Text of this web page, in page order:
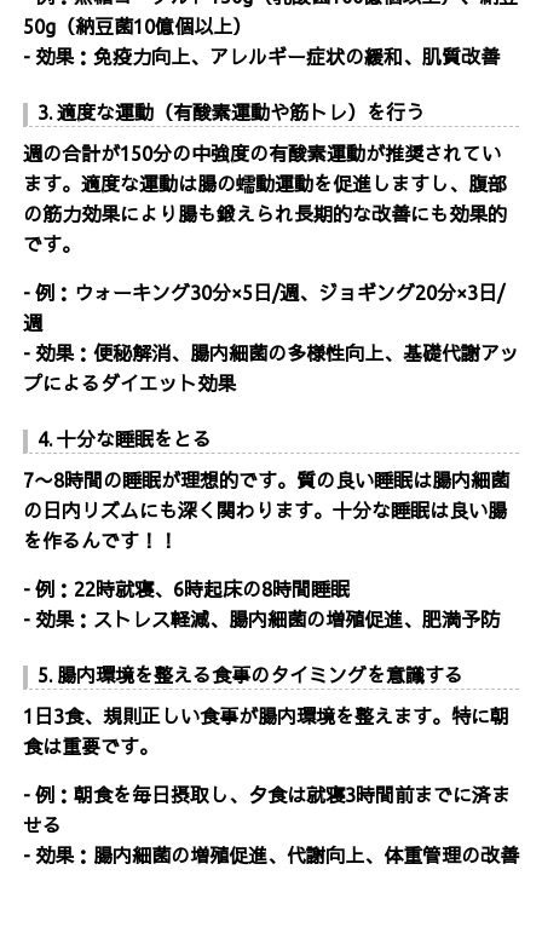
50g（納豆菌10億個以上）
- 効果：免疫力向上、アレルギー症状の緩和、肌質改善
3. 適度な運動（有酸素運動や筋トレ）を行う
週の合計が150分の中強度の有酸素運動が推奨されてい
ます。適度な運動は腸の蠕動運動を促進しますし、腹部
の筋力効果により腸も鍛えられ長期的な改善にも効果的
です。
- 例：ウォーキング30分×5日/週、ジョギング20分×3日/
週
- 効果：便秘解消、腸内細菌の多様性向上、基礎代謝アッ
プによるダイエット効果
4. 十分な睡眠をとる
7〜8時間の睡眠が理想的です。質の良い睡眠は腸内細菌
の日内リズムにも深く関わります。十分な睡眠は良い腸
を作るんです！！
- 例：22時就寝、6時起床の8時間睡眠
- 効果：ストレス軽減、腸内細菌の増殖促進、肥満予防
5. 腸内環境を整える食事のタイミングを意識する
1日3食、規則正しい食事が腸内環境を整えます。特に朝
食は重要です。
- 例：朝食を毎日摂取し、夕食は就寝3時間前までに済ま
せる
- 効果：腸内細菌の増殖促進、代謝向上、体重管理の改善